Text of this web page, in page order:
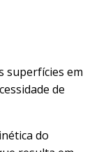
superfícies em
de
do